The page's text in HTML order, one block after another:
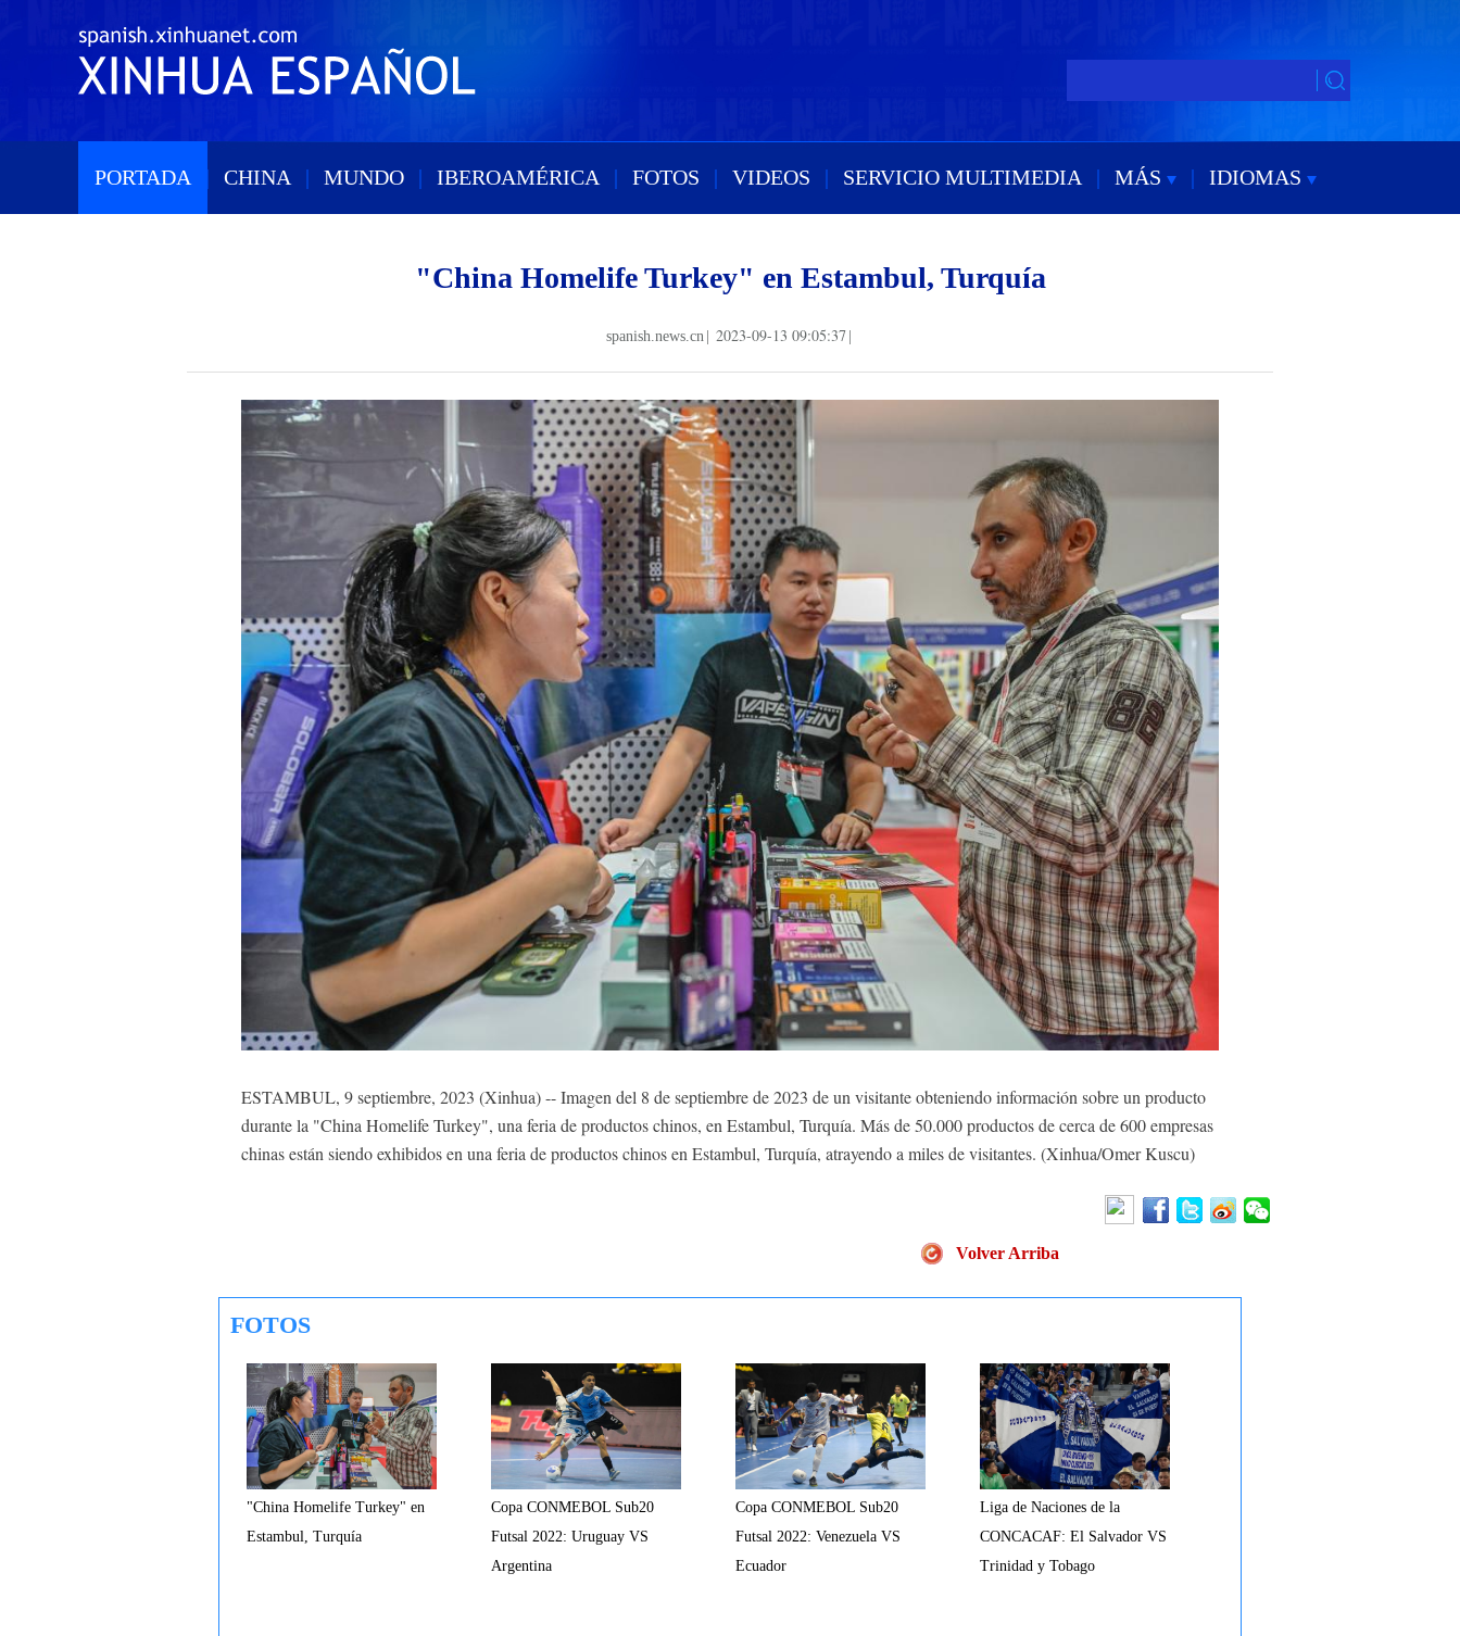
PORTADA | CHINA | MUNDO | IBEROAMÉRICA | FOTOS | VIDEOS | SERVICIO MULTIMEDIA | MÁS | IDIOMAS
"China Homelife Turkey" en Estambul, Turquía
spanish.news.cn 2023-09-13 09:05:37
ESTAMBUL, 9 septiembre, 2023 (Xinhua) -- Imagen del 8 de septiembre de 2023 de un visitante obteniendo información sobre un producto
durante la "China Homelife Turkey", una feria de productos chinos, en Estambul, Turquía. Más de 50.000 productos de cerca de 600 empresas
chinas están siendo exhibidos en una feria de productos chinos en Estambul, Turquía, atrayendo a miles de visitantes. (Xinhua/Omer Kuscu)
Volver Arriba
FOTOS
"China Homelife Turkey" en
Estambul, Turquía
Copa CONMEBOL Sub20
Futsal 2022: Uruguay VS
Argentina
Copa CONMEBOL Sub20
Futsal 2022: Venezuela VS
Ecuador
Liga de Naciones de la
CONCACAF: El Salvador VS
Trinidad y Tobago